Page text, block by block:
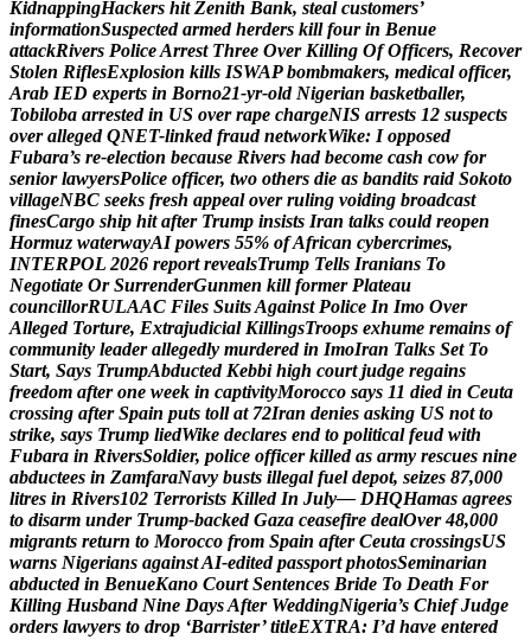
KidnappingHackers hit Zenith Bank, steal customers’
informationSuspected armed herders kill four in Benue
attackRivers PoliceArrest Three Over Killing Of Officers, Recover
Stolen RiflesExplosion kills ISWAP bombmakers, medical officer,
Arab IED experts in Borno21-yr-old Nigerian basketballer,
Tobiloba arrested in US over rape chargeNIS arrests 12 suspects
over alleged QNET-linked fraud networkWike: I opposed
Fubara’s re-election because Rivers had become cash cow for
senior lawyersPolice officer, two others die as bandits raid Sokoto
villageNBC seeks fresh appeal over ruling voiding broadcast
finesCargo ship hit after Trump insists Iran talks could reopen
Hormuz waterwayAI powers 55% ofAfrican cybercrimes,
INTERPOL 2026 report revealsTrump Tells Iranians To
Negotiate Or SurrenderGunmen kill former Plateau
councillorRULAAC Files SuitsAgainst Police In Imo Over
Alleged Torture, Extrajudicial KillingsTroops exhume remains of
community leader allegedly murdered in ImoIran Talks Set To
Start, Says TrumpAbducted Kebbi high court judge regains
freedom after one week in captivityMorocco says 11 died in Ceuta
crossing after Spain puts toll at 72Iran denies asking US not to
strike, says Trump liedWike declares end to political feud with
Fubara in RiversSoldier, police officer killed as army rescues nine
abductees in ZamfaraNavy busts illegal fuel depot, seizes 87,000
litres in Rivers102 Terrorists Killed In July— DHQHamas agrees
to disarm under Trump-backed Gaza ceasefire dealOver 48,000
migrants return to Morocco from Spain after Ceuta crossingsUS
warns Nigerians againstAI-edited passport photosSeminarian
abducted in BenueKano Court Sentences Bride To Death For
Killing Husband Nine DaysAfter WeddingNigeria’s Chief Judge
orders lawyers to drop ‘Barrister’ titleEXTRA: I’d have entered